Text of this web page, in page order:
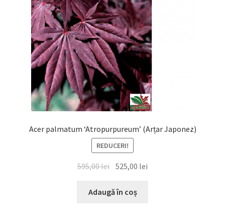
Acer palmatum ‘Atropurpureum’ (Arțar Japonez)
REDUCERI!
595,00lei 525,00 lei
Adaugă în coș